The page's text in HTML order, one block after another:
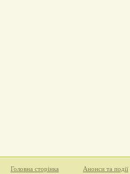
Головна сторінка Анонси та події